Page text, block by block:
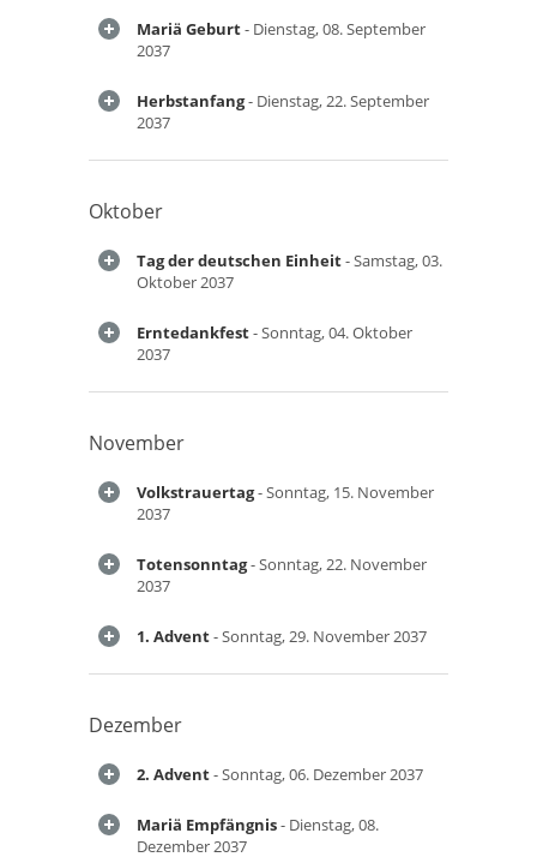
Mariä Geburt- Dienstag, 08. September
2037
Herbstanfang- Dienstag, 22. September
2037
Oktober
Tag der deutschen Einheit- Samstag, 03.
Oktober 2037
Erntedankfest- Sonntag, 04. Oktober
2037
November
Volkstrauertag- Sonntag, 15. November
2037
Totensonntag- Sonntag, 22. November
2037
1. Advent- Sonntag, 29. November 2037
Dezember
2. Advent- Sonntag, 06. Dezember 2037
Mariä Empfängnis- Dienstag, 08.
Dezember 2037